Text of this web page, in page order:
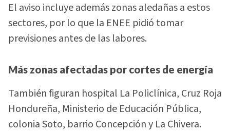
El aviso incluye además zonas aledañas a estos
sectores, por lo que la ENEE pidió tomar
previsiones antes de las labores.
Más zonas afectadas por cortes de energía
También figuran hospital La Policlínica, Cruz Roja
Hondureña, Ministerio de Educación Pública,
colonia Soto, barrio Concepción y La Chivera.